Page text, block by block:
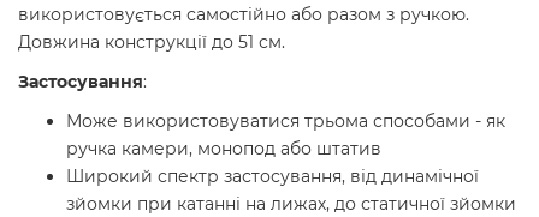
використовується самостійно або разом з ручкою.
Довжина конструкції до 51 см.
Застосування:
Може використовуватися трьома способами - як
ручка камери, монопод або штатив
Широкий спектр застосування, від динамічної
зйомки при катанні на лижах, до статичної зйомки